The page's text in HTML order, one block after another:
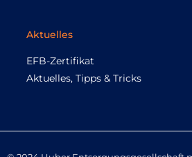
Aktuelles
EFB-Zertifikat
Aktuelles, Tipps & Tricks